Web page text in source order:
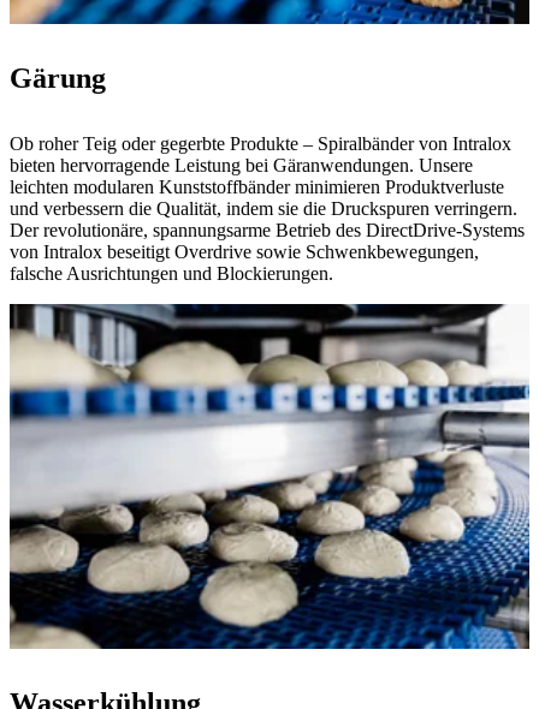
Gärung
Ob roher Teig oder gegerbte Produkte – Spiralbänder von Intralox
bieten hervorragende Leistung bei Gäranwendungen. Unsere
leichten modularen Kunststoffbänder minimieren Produktverluste
und verbessern die Qualität, indem sie die Druckspuren verringern.
Der revolutionäre, spannungsarme Betrieb des DirectDrive-Systems
von Intralox beseitigt Overdrive sowie Schwenkbewegungen,
falsche Ausrichtungen und Blockierungen.